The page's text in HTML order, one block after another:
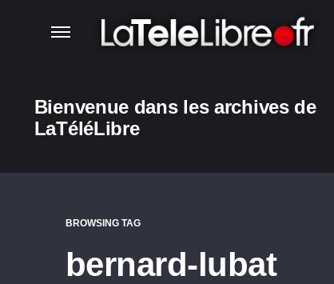
Bienvenue dans les archives de
LaTéléLibre
BROWSING TAG
bernard-lubat